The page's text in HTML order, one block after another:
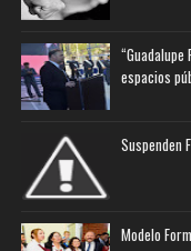
espacios
Suspenden
Modelo